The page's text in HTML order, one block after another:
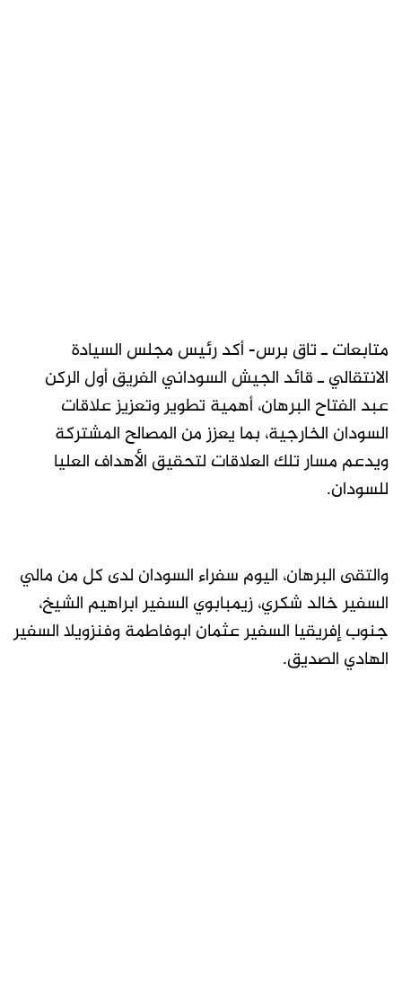
متابعات ـ تاق برس- أكد رئيس مجلس السيادة
الانتقالي ـ قائد الجيش السوداني الفريق أول الركن
عبد الفتاح البرهان، أهمية تطوير وتعزيز علاقات
السودان الخارجية، بما يعزز من المصالح المشتركة
ويدعم مسار تلك العلاقات لتحقيق الأهداف العليا
للسودان.
والتقى البرهان، اليوم سفراء السودان لدى كل من مالي
السفير خالد شكري، زيمبابوي السفير ابراهيم الشيخ،
جنوب إفريقيا السفير عثمان ابوفاطمة وفنزويلا السفير
الهادي الصديق.